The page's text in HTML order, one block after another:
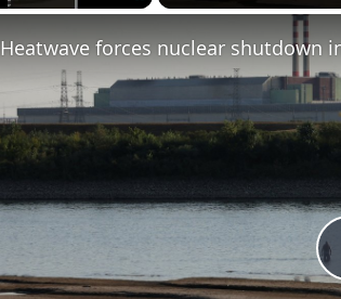
Heatwave forces nuclear shutdown